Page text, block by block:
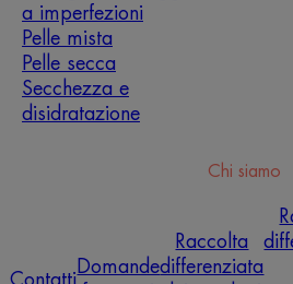
a imperfezioni
Pelle mista
Pelle secca
Secchezza e
disidratazione
Chi siamo
Contatti
Domande
Raccolta
differenziata